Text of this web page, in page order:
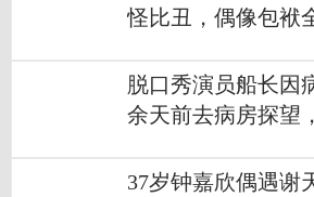
怪比丑，偶像包袱
脱口秀演员船长因
余天前去病房探望
37岁钟嘉欣偶遇谢